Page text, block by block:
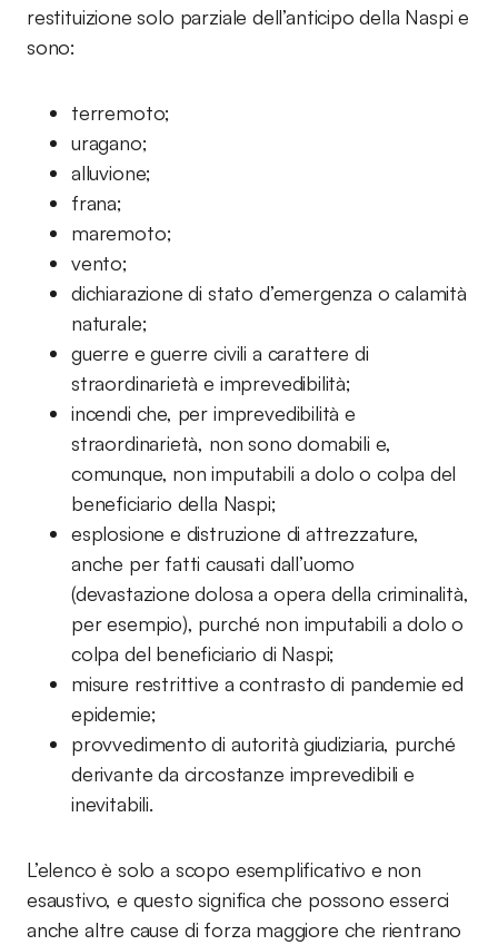
restituizione solo parziale dell’anticipo della Naspi e
sono:
terremoto;
uragano;
alluvione;
frana;
maremoto;
vento;
dichiarazione di stato d’emergenza o calamità
naturale;
guerre e guerre civili a carattere di
straordinarietà e imprevedibilità;
incendi che, per imprevedibilità e
straordinarietà, non sono domabili e,
comunque, non imputabili a dolo o colpa del
beneficiario della Naspi;
esplosione e distruzione di attrezzature,
anche per fatti causati dall’uomo
(devastazione dolosa a opera della criminalità,
per esempio), purché non imputabili a dolo o
colpa del beneficiario di Naspi;
misure restrittive a contrasto di pandemie ed
epidemie;
provvedimento di autorità giudiziaria, purché
derivante da circostanze imprevedibili e
inevitabili.
L’elenco è solo a scopo esemplificativo e non
esaustivo, e questo significa che possono esserci
anche altre cause di forza maggiore che rientrano